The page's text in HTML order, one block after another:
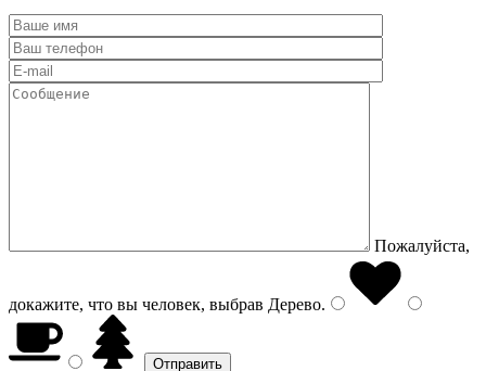
Пожалуйста,
докажите, что вы человек, выбрав Дерево.